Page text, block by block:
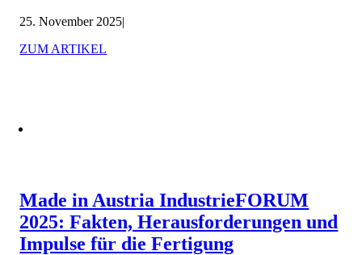
25. November 2025|
ZUM ARTIKEL
Made in Austria IndustrieFORUM
2025: Fakten, Herausforderungen und
Impulse für die Fertigung